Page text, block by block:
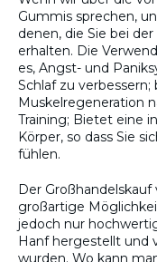
Gummis sprechen,
denen, die Sie bei
erhalten. Die
es, Angst- und
Schlaf zu
Muskelregeneration
Training; Bietet eine
Körper, so dass Sie
fühlen.
Der
großartige
jedoch nur
Hanf hergestellt und
wurden. Wo kann